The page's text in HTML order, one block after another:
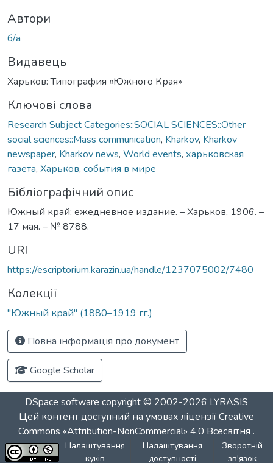
Автори
б/а
Видавець
Харьков: Типография «Южного Края»
Ключові слова
Research Subject Categories::SOCIAL SCIENCES::Other
social sciences::Mass communication, Kharkov, Kharkov
newspaper, Kharkov news, World events, харьковская
газета, Харьков, события в мире
Бібліографічний опис
Южный край: ежедневное издание. – Харьков, 1906. –
17 мая. – № 8788.
URI
https://escriptorium.karazin.ua/handle/1237075002/7480
Колекції
"Южный край" (1880–1919 гг.)
Повна інформація про документ
Google Scholar
DSpace software copyright © 2002-2026 LYRASIS
Цей контент доступний на умовах ліцензіїCreative
Commons «Attribution-NonCommercial» 4.0 Всесвітня .
Налаштування
куків
Налаштування
доступності
Зворотній
зв'язок